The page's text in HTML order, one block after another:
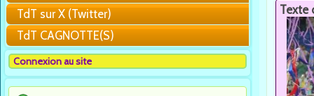
TdT sur X (Twitter)
TdT CAGNOTTE(S)
Connexion au site
Texte